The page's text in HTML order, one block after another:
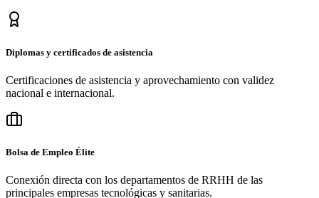
Diplomas y certificados de asistencia
Certificaciones de asistencia y aprovechamiento con validez
nacional e internacional.
Bolsa de Empleo Élite
Conexión directa con los departamentos de RRHH de las
principales empresas tecnológicas y sanitarias.